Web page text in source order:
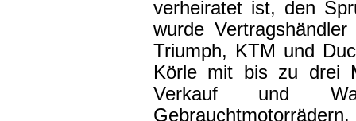
verheiratet ist, den
wurde
Triumph, KTM und
Körle mit bis zu drei
Verkauf und